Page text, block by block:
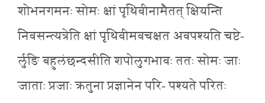
शोभनगमनः सोमः क्षां पृथिवीनामैतत् क्षियन्ति
निवसन्त्यत्रेति क्षां पृथिवीमवचक्षत अवपश्यति चष्टे-
र्लुङि बहुलंछन्दसीति शपोलुगभावः ततः सोमः जाः
जाताः प्रजाः क्रतुना प्रज्ञानेन परि- पश्यते परितः